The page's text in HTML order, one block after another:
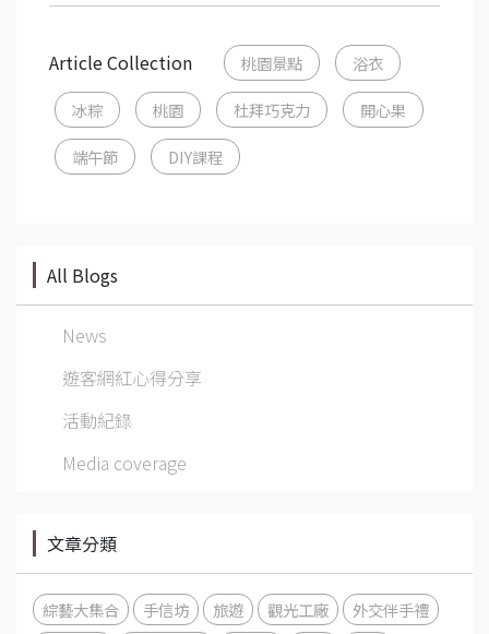
Article Collection 桃園景點 浴衣
冰粽 桃園 杜拜巧克力 開心果
端午節 DIY課程
All Blogs
News
遊客網紅心得分享
活動紀錄
Media coverage
文章分類
綜藝大集合 手信坊 旅遊 觀光工廠
外交伴手禮